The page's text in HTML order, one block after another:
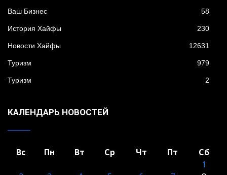
Ваш Бизнес 58
История Хайфы 230
Новости Хайфы 12631
Туризм 979
Туризм 2
КАЛЕНДАРЬ НОВОСТЕЙ
Вс Пн Вт Ср Чт Пт
Сб
1